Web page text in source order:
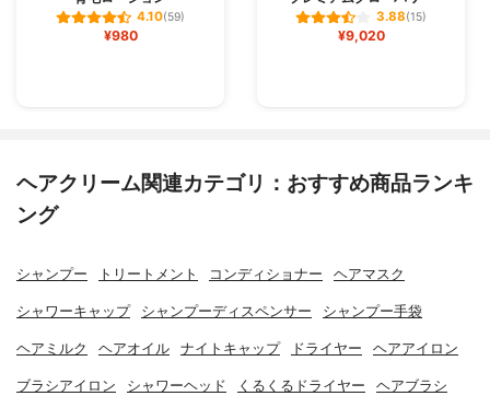
4.10(59)
¥980
3.88(15)
¥9,020
ヘアクリーム関連カテゴリ：おすすめ商品ランキ
ング
シャンプー トリートメント コンディショナー ヘアマスク
シャワーキャップ シャンプーディスペンサー シャンプー手袋
ヘアミルク ヘアオイル ナイトキャップ ドライヤー ヘアアイロン
ブラシアイロン シャワーヘッド くるくるドライヤー ヘアブラシ